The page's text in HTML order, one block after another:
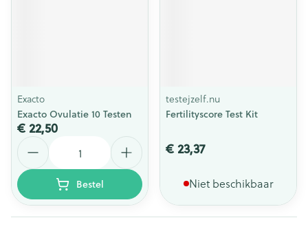
Exacto
Exacto Ovulatie 10 Testen
€ 22,50
Bestel
testejzelf.nu
Fertilityscore Test Kit
€ 23,37
Niet beschikbaar